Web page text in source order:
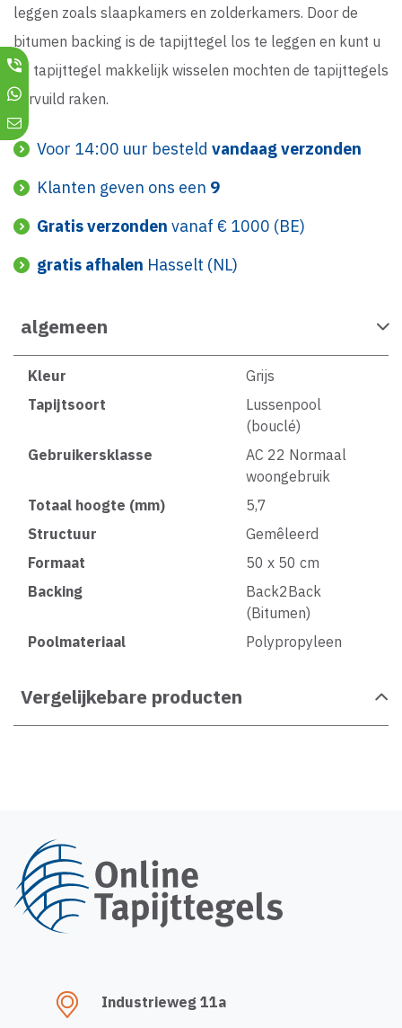
leggen zoals slaapkamers en zolderkamers. Door de
bitumen backing is de tapijttegel los te leggen en kunt u
de tapijttegel makkelijk wisselen mochten de tapijttegels
vervuild raken.
Voor 14:00 uur besteld vandaag verzonden
Klanten geven ons een 9
Gratis verzonden vanaf € 1000 (BE)
gratis afhalen Hasselt (NL)
algemeen
Kleur
Grijs
Tapijtsoort
Lussenpool
(bouclé)
Gebruikersklasse
AC 22 Normaal
woongebruik
Totaal hoogte (mm)
5,7
Structuur
Gemêleerd
Formaat
50 x 50 cm
Backing
Back2Back
(Bitumen)
Poolmateriaal
Polypropyleen
Vergelijkebare producten
Industrieweg 11a